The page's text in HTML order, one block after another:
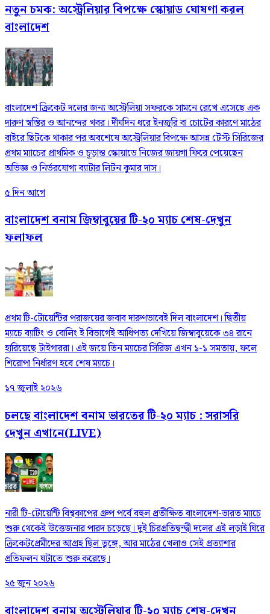
নতুন চমক: অস্ট্রেলিয়ার বিপক্ষে স্কোয়াড ঘোষণা করল
বাংলাদেশ
বাংলাদেশ ক্রিকেট দলের জন্য অস্ট্রেলিয়া সফরকে সামনে রেখে এসেছে এক
দারুণ স্বস্তির ও আনন্দের খবর। দীর্ঘদিন ধরে ইনজুরি বা চোটের কারণে মাঠের
বাইরে ছিটকে থাকার পর অবশেষে অস্ট্রেলিয়ার বিপক্ষে আসন্ন টেস্ট সিরিজের
প্রথম ম্যাচের প্রাথমিক ও চূড়ান্ত স্কোয়াডে নিজের জায়গা ফিরে পেয়েছেন
অভিজ্ঞ ও নির্ভরযোগ্য ব্যাটার লিটন কুমার দাস।
৫ দিন আগে
বাংলাদেশ বনাম জিম্বাবুয়ের টি-২০ ম্যাচ শেষ-দেখুন
ফলাফল
প্রথম টি-টোয়েন্টির পরাজয়ের জবাব দারুণভাবেই দিল বাংলাদেশ। দ্বিতীয়
ম্যাচে ব্যাটিং ও বোলিং ই বিভাগেই আধিপত্য দেখিয়ে জিম্বাবুয়েকে ৩৪ রানে
হারিয়েছে টাইগাররা। এই জয়ে তিন ম্যাচের সিরিজ এখন ১-১ সমতায়, ফলে
শিরোপা নির্ধারণ হবে শেষ ম্যাচে।
১৭ জুলাই ২০২৬
চলছে বাংলাদেশ বনাম ভারতের টি-২০ ম্যাচ : সরাসরি
দেখুন এখানে(LIVE)
নারী টি-টোয়েন্টি বিশ্বকাপের গ্রুপ পর্বে বহুল প্রতীক্ষিত বাংলাদেশ-ভারত ম্যাচে
শুরু থেকেই উত্তেজনার পারদ চড়েছে। দুই চিরপ্রতিদ্বন্দ্বী দলের এই লড়াই ঘিরে
ক্রিকেটপ্রেমীদের আগ্রহ ছিল তুঙ্গে, আর মাঠের খেলাও সেই প্রত্যাশার
প্রতিফলন ঘটাতে শুরু করেছে।
২৫ জুন ২০২৬